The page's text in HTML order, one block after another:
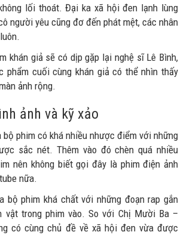
lối thoát. Đại ka xã hội đen lạnh lùng
người yêu cũng đơ đến phát mệt, các nhân
khán giả sẽ có dịp gặp lại nghệ sĩ Lê Bình,
phẩm cuối cùng khán giả có thể nhìn thấy
ảnh rộng.
ảnh và kỹ xảo
bộ phim có khá nhiều nhược điểm với những
sắc nét. Thêm vào đó chèn quá nhiều
nên không biết gọi đây là phim điện ảnh
nữa.
bộ phim khá chất với những đoạn rap gắn
vật trong phim vào. So với Chị Mười Ba –
có cùng chủ đề về xã hội đen vừa được